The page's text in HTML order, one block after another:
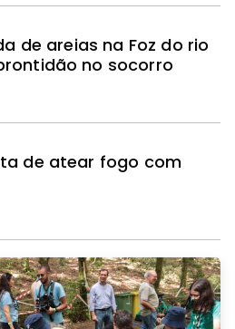
de areias na Foz do rio
no socorro
de atear fogo com